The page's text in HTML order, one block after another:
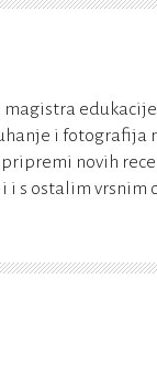
i fotografija
novih
i s ostalim vrsnim